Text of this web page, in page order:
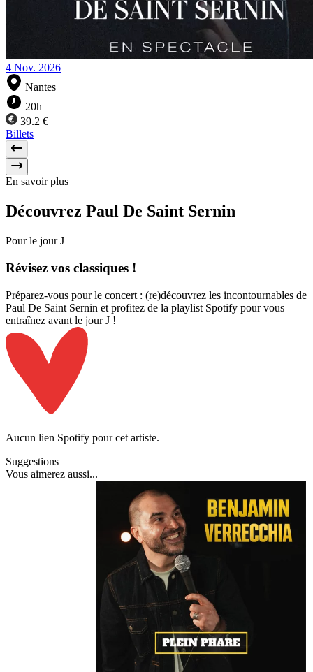
4 Nov. 2026
Nantes
20h
39.2 €
Billets
En savoir plus
Découvrez Paul De Saint Sernin
Pour le jour J
Révisez vos classiques !
Préparez-vous pour le concert : (re)découvrez les incontournables de
Paul De Saint Sernin et profitez de la playlist Spotify pour vous
entraînez avant le jour J !
Aucun lien Spotify pour cet artiste.
Suggestions
Vous aimerez aussi...